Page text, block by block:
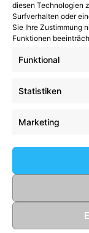
diesen Technologien
Surfverhalten oder
Sie Ihre Zustimmung
Funktionen
Funktional
Statistiken
Marketing
Kategorien
Kommentare
Aufgalopp mit
beendet seine